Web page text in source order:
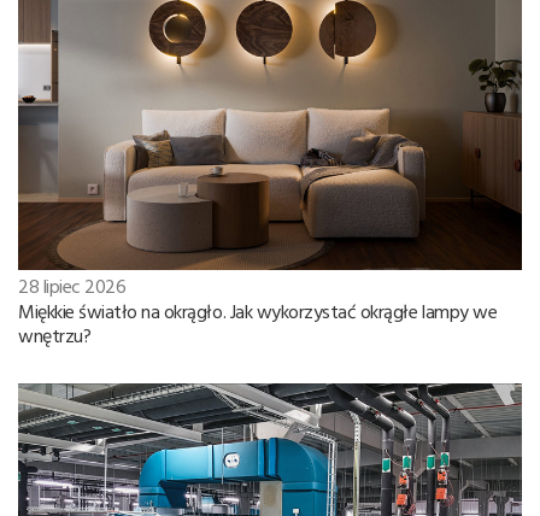
28 lipiec 2026
Miękkie światło na okrągło. Jak wykorzystać okrągłe lampy we
wnętrzu?